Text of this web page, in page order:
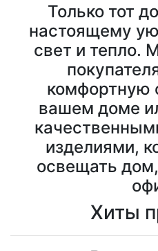
Previous
Previous
Только тот
настоящему
свет и тепло.
комфортную
вашем доме
изделиями,
освещать
Хиты